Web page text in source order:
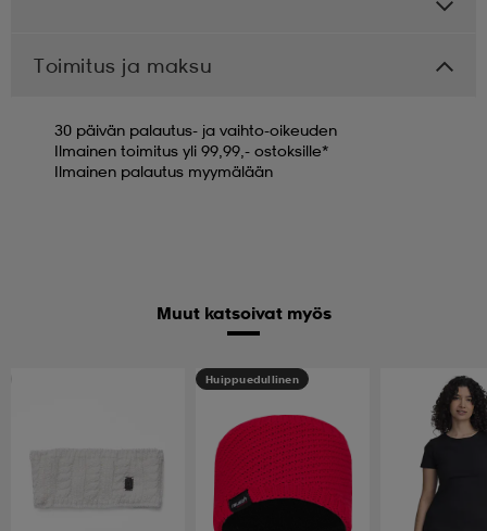
Toimitus ja maksu
30 päivän palautus- ja vaihto-oikeuden
Ilmainen toimitus yli 99,99,- ostoksille*
Ilmainen palautus myymälään
Muut katsoivat myös
Huippuedullinen